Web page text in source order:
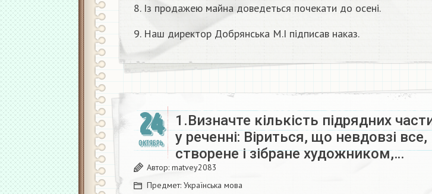
8. Із продажею майна доведеться почекати до осені.
9. Наш директор Добрянська М.І підписав наказ.
24
ОКТЯБРЬ
1.Визначте кількість підрядних
у реченні: Віриться, що невдовзі все,
створене і зібране художником,…
Автор: matvey2083
Предмет: Українська мова